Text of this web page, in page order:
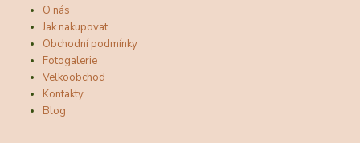
O nás
Jak nakupovat
Obchodní podmínky
Fotogalerie
Velkoobchod
Kontakty
Blog